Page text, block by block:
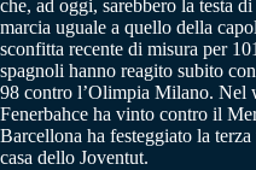
che, ad oggi, sarebbero la testa
marcia uguale a quello della
sconfitta recente di misura per
spagnoli hanno reagito subito
98 contro l’Olimpia Milano. Nel
Fenerbahce ha vinto contro il
Barcellona ha festeggiato la
casa dello Joventut.